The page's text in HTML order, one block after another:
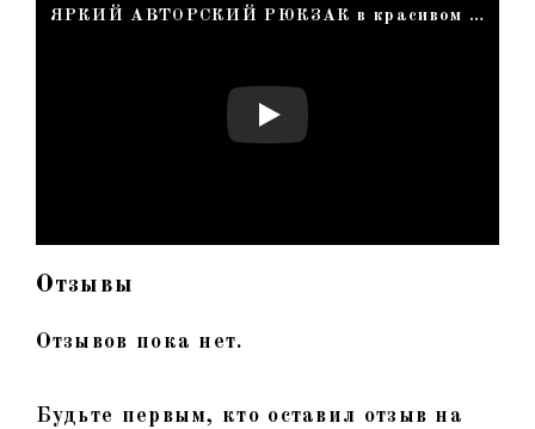
ЯРКИЙ АВТОРСКИЙ РЮКЗАК в красивом цвете "Данди-04". Как сшить вместительный рюкзак-трансформер
Отзывы
Отзывов пока нет.
Будьте первым, кто оставил отзыв на